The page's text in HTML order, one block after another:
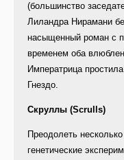
(большинство
Лиландра Нирамани
насыщенный роман с
временем оба
Императрица
Гнездо.
Скруллы (Scrulls)
Преодолеть
генетические